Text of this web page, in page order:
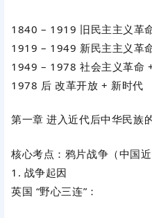
1840 – 1919 旧民主主义革
1919 – 1949 新民主主义革
1949 – 1978 社会主义革命
1978 后 改革开放 + 新时代
第一章 进入近代后中华民族
核心考点：鸦片战争（中国近
1. 战争起因
英国 “野心三连”：